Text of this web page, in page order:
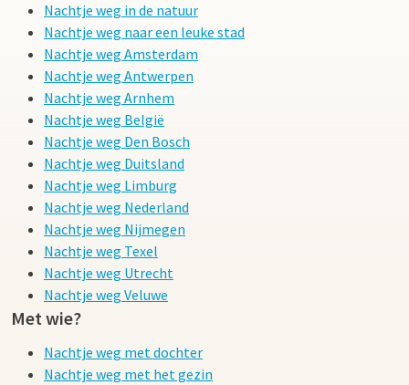
Nachtje weg in de natuur
Nachtje weg naar een leuke stad
Nachtje weg Amsterdam
Nachtje weg Antwerpen
Nachtje weg Arnhem
Nachtje weg België
Nachtje weg Den Bosch
Nachtje weg Duitsland
Nachtje weg Limburg
Nachtje weg Nederland
Nachtje weg Nijmegen
Nachtje weg Texel
Nachtje weg Utrecht
Nachtje weg Veluwe
Met wie?
Nachtje weg met dochter
Nachtje weg met het gezin